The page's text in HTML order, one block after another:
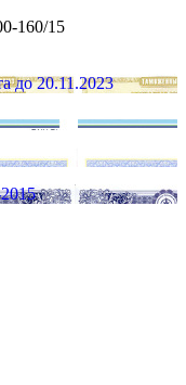
160/15
до 20.11.2023